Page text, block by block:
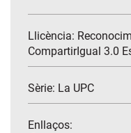
Llicència:
CompartirIgual 3.0
Sèrie: La UPC
Enllaços: